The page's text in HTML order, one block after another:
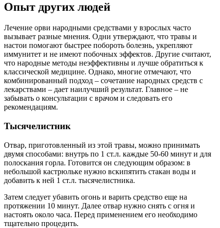
Опыт других людей
Лечение орви народными средствами у взрослых часто
вызывает разные мнения. Одни утверждают, что травы и
настои помогают быстрее побороть болезнь, укрепляют
иммунитет и не имеют побочных эффектов. Другие считают,
что народные методы неэффективны и лучше обратиться к
классической медицине. Однако, многие отмечают, что
комбинированный подход – сочетание народных средств с
лекарствами – дает наилучший результат. Главное – не
забывать о консультации с врачом и следовать его
рекомендациям.
Тысячелистник
Отвар, приготовленный из этой травы, можно принимать
двумя способами: внутрь по 1 ст.л. каждые 50-60 минут и для
полоскания горла. Готовится он следующим образом: в
небольшой кастрюльке нужно вскипятить стакан воды и
добавить к ней 1 ст.л. тысячелистника.
Затем следует убавить огонь и варить средство еще на
протяжении 10 минут. Далее отвар нужно снять с огня и
настоять около часа. Перед применением его необходимо
тщательно процедить.